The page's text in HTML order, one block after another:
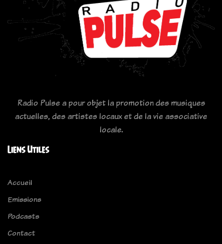
Radio Pulse a pour objet la promotion des musiques
actuelles, des artistes locaux et de la vie associative
locale.
Liens Utiles
Accueil
Emissions
Podcasts
Contact